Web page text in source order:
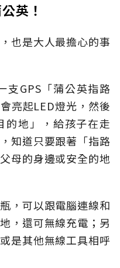
英！
也是大人最擔心的事
GPS「蒲公英指路
亮起LED燈光，然後
的地」，給孩子在走
知道只要跟著「指路
母的身邊或安全的地
，可以跟電腦連線和
，還可無線充電；另
是其他無線工具相呼